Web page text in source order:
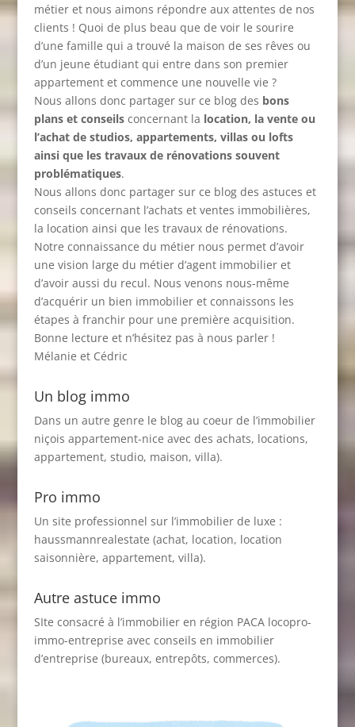
métier et nous aimons répondre aux attentes de nos
clients ! Quoi de plus beau que de voir le sourire
d’une famille qui a trouvé la maison de ses rêves ou
d’un jeune étudiant qui entre dans son premier
appartement et commence une nouvelle vie ?
Nous allons donc partager sur ce blog des bons
plans et conseilsconcernant la location, la vente ou
l’achat de studios, appartements, villas ou lofts
ainsi que les travaux de rénovations souvent
problématiques.
Nous allons donc partager sur ce blog des astuces et
conseils concernant l’achats et ventes immobilières,
la location ainsi que les travaux de rénovations.
Notre connaissance du métier nous permet d’avoir
une vision large du métier d’agent immobilier et
d’avoir aussi du recul. Nous venons nous-même
d’acquérir un bien immobilier et connaissons les
étapes à franchir pour une première acquisition.
Bonne lecture et n’hésitez pas à nous parler !
Mélanie et Cédric
Un blog immo
Dans un autre genre le blog au coeur de l’immobilier
niçois appartement-nice avec des achats, locations,
appartement, studio, maison, villa).
Pro immo
Un site professionnel sur l’immobilier de luxe :
haussmannrealestate (achat, location, location
saisonnière, appartement, villa).
Autre astuce immo
SIte consacré à l’immobilier en région PACA locopro-
immo-entreprise avec conseils en immobilier
d’entreprise (bureaux, entrepôts, commerces).